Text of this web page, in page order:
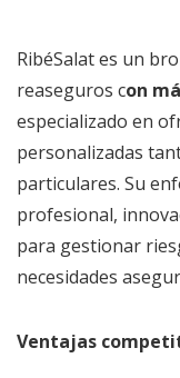
RibéSalat es un
reaseguros con
especializado en
personalizadas
particulares. Su
profesional,
para gestionar
necesidades
Ventajas